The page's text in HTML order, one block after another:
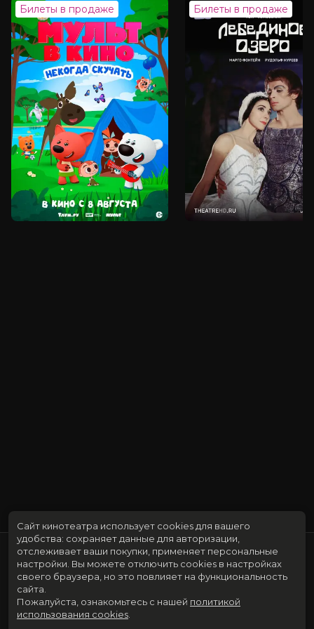
Год
2025
Страна
Великобритания, Италия, США, Чили
Слоган
—
Режиссер
Джулиан Шнабель
Актеры
Оскар Айзек, Джерард Батлер, Аль
Пачино, Галь Гадот, Джон Малкович,
Джейсон Момоа, Ибрахим Элуахаби,
Гэвин Вайнгартен, Дарио Самак,
Дьюк Николсон
Продюсеры
Джон Килик, Франческо Мельци
д’Эрил, Олмо Шнабель
Сценаристы
Луиз Кугельберг, Джулиан Шнабель,
Ник Тошес
Жанр
детектив, драма, криминал, триллер
Длительность
1 ч 44 мин
В прокате
с 9 июля до 22 июля
Билеты в продаже Билеты в продаже
Сайт кинотеатра использует cookies для вашего
удобства: сохраняет данные для авторизации,
отслеживает ваши покупки, применяет персональные
настройки. Вы можете отключить cookies в настройках
своего браузера, но это повлияет на функциональность
сайта.
Пожалуйста, ознакомьтесь с нашей политикой
использования cookies